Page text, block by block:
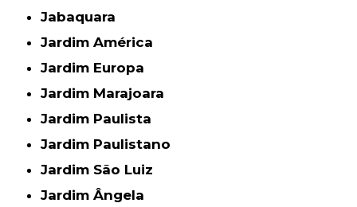
Jabaquara
Jardim América
Jardim Europa
Jardim Marajoara
Jardim Paulista
Jardim Paulistano
Jardim São Luiz
Jardim Ângela